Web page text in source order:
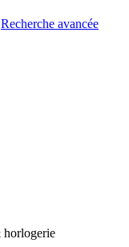
Recherche avancée
horlogerie